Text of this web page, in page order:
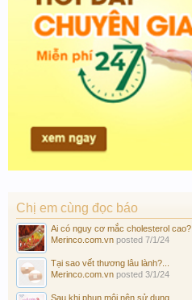
Chị em cùng đọc báo
Ai có nguy cơ mắc cholesterol cao?
Merinco.com.vn posted 7/1/24
Tại sao vết thương lâu lành?...
Merinco.com.vn posted 3/1/24
Sau khi phun môi nên sử dụng...